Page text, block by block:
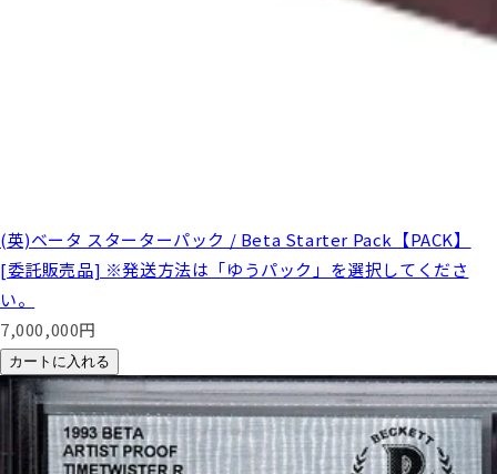
(英)ベータ スターターパック / Beta Starter Pack【PACK】
[委託販売品] ※発送方法は「ゆうパック」を選択してくださ
い。
7,000,000円
カートに入れる